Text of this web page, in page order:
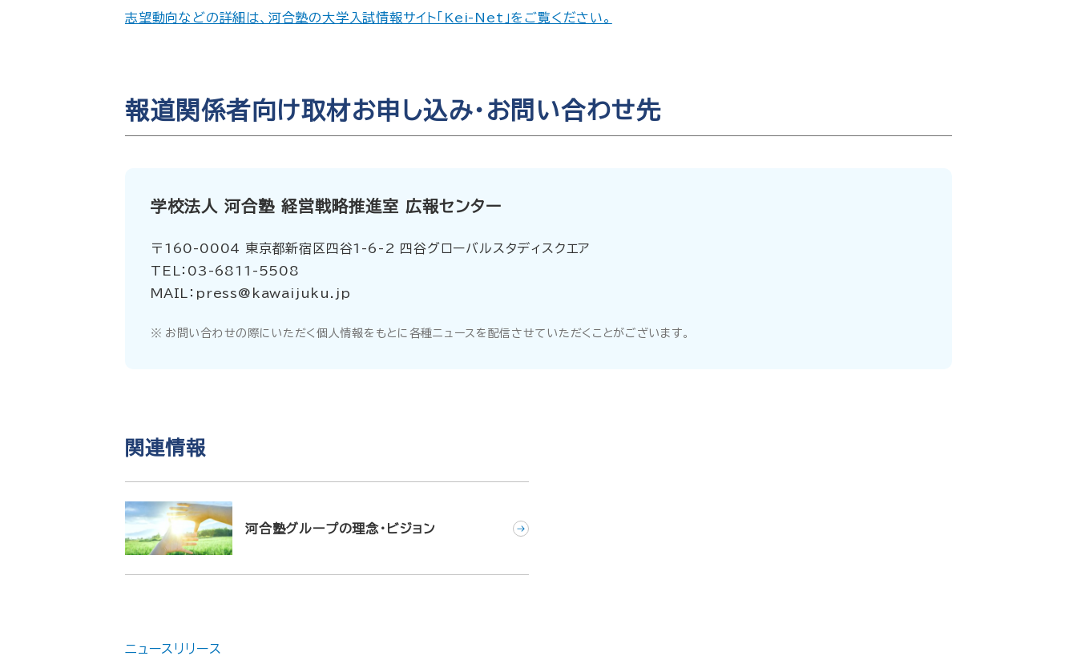
志望動向などの詳細は、河合塾の大学入試情報サイト「Kei-Net」をご覧ください。
報道関係者向け取材お申し込み・お問い合わせ先
学校法人 河合塾 経営戦略推進室 広報センター
〒160-0004 東京都新宿区四谷1-6-2 四谷グローバルスタディスクエア
TEL：03-6811-5508
MAIL：press@kawaijuku.jp
お問い合わせの際にいただく個人情報をもとに各種ニュースを配信させていただくことがございます。
関連情報
河合塾グループの理念・ビジョン
ニュースリリース